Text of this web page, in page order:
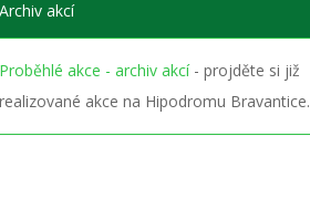
akcí
akce - archiv akcí- projděte si již
akce na Hipodromu Bravantice.